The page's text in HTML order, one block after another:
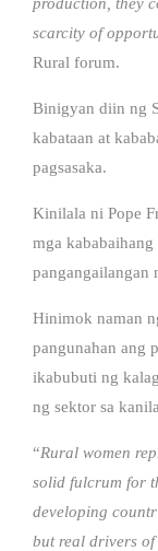
scarcity of
Rural forum.
Binigyan diin ng
kabataan at
pagsasaka.
Kinilala ni Pope
mga kababaihang
pangangailangan
Hinimok naman
pangunahan ang
ikabubuti ng
ng sektor sa
“Rural women
solid fulcrum for
developing
but real drivers of